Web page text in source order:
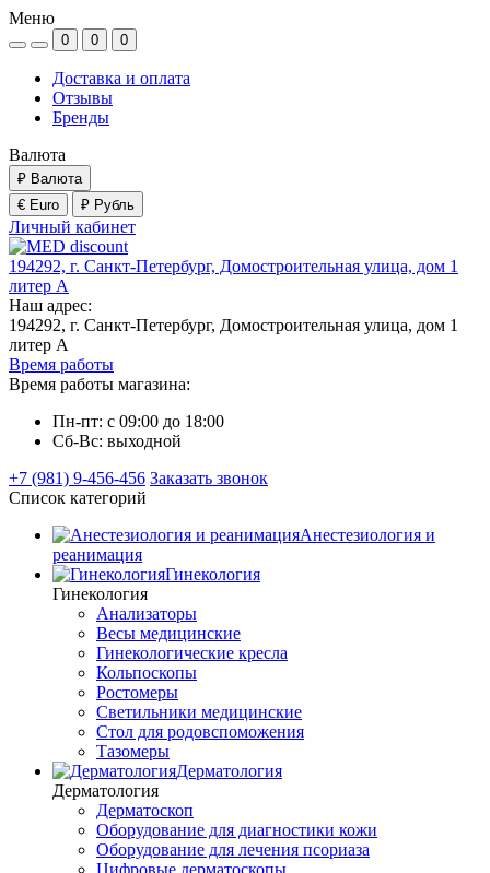
Меню
0 0 0
Доставка и оплата
Отзывы
Бренды
Валюта
₽ Валюта
€ Euro
₽ Рубль
Личный кабинет
194292, г. Санкт-Петербург, Домостроительная улица, дом 1
литер А
Наш адрес:
194292, г. Санкт-Петербург, Домостроительная улица, дом 1
литер А
Время работы
Время работы магазина:
Пн-пт: с 09:00 до 18:00
Сб-Вс: выходной
+7 (981) 9-456-456 Заказать звонок
Список категорий
Анестезиология и
реанимация
Гинекология
Гинекология
Анализаторы
Весы медицинские
Гинекологические кресла
Кольпоскопы
Ростомеры
Светильники медицинские
Стол для родовспоможения
Тазомеры
Дерматология
Дерматология
Дерматоскоп
Оборудование для диагностики кожи
Оборудование для лечения псориаза
Цифровые дерматоскопы